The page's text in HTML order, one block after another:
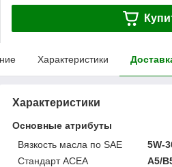
Характеристики
Характеристики
Основные атрибуты
Вязкость масла по SAE
5W-
Стандарт ACEA
A5/